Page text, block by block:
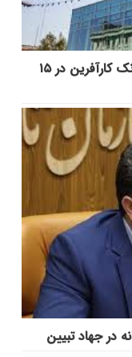
تغییر ساعت کاری شعب بانک کارآفرین در ۱۵
در جهاد تبیین